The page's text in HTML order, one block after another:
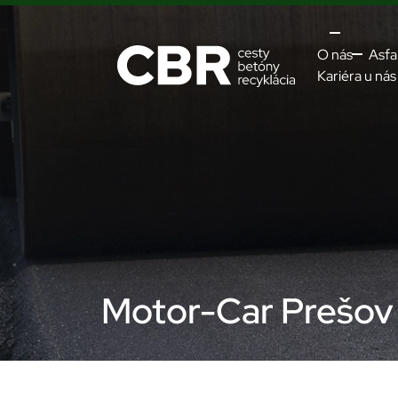
O nás
Kariéra u nás
Motor-Car Prešov